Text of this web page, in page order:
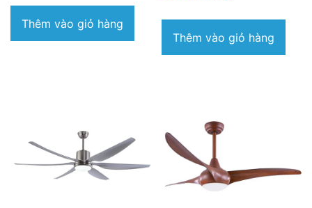
Thêm vào giỏ hàng
Thêm vào giỏ hàng